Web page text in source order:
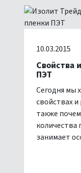
10.03.2015
Свойства
ПЭТ
Сегодня мы
свойствах
также
занимает